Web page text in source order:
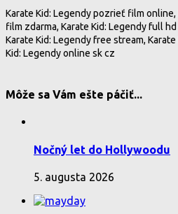
Karate Kid: Legendy pozrieť film online,
film zdarma, Karate Kid: Legendy full
Karate Kid: Legendy free stream,
Kid: Legendy online sk cz
Môže sa Vám ešte páčiť...
Nočný let do Hollywoodu
5. augusta 2026